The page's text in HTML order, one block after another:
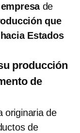
empresa de
que
Estados
producción
de
originaria de
de